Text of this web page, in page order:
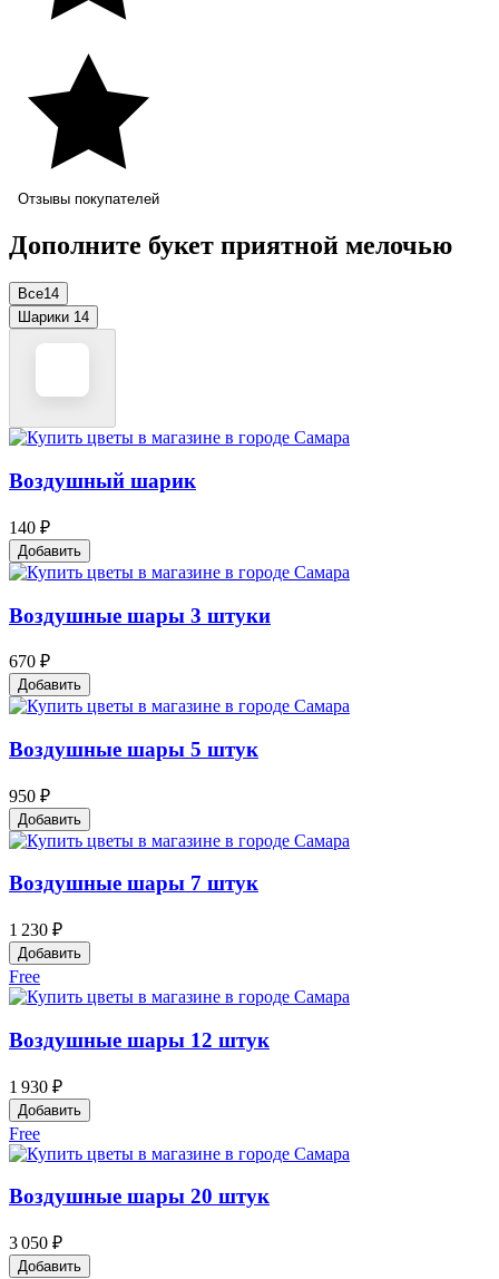
Отзывы покупателей
Дополните букет приятной мелочью
Все14
Шарики 14
Воздушный шарик
140 ₽
Добавить
Воздушные шары 3 штуки
670 ₽
Добавить
Воздушные шары 5 штук
950 ₽
Добавить
Воздушные шары 7 штук
1 230 ₽
Добавить
Free
Воздушные шары 12 штук
1 930 ₽
Добавить
Free
Воздушные шары 20 штук
3 050 ₽
Добавить